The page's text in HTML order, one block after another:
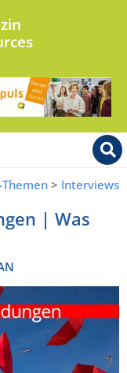
Themen > Interviews
| Was